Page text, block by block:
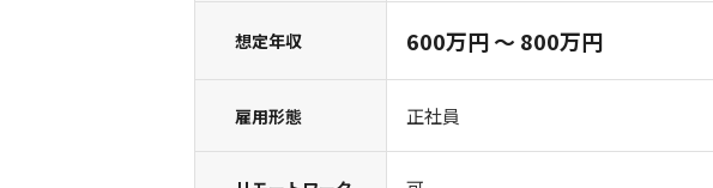
想定年収 600万円 〜 800万円
雇用形態 正社員